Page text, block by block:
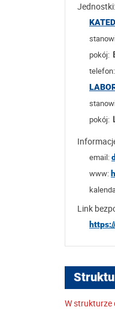
Jednostki:
pokój:
telefon:
pokój:
email:
www:
Link
W strukturze